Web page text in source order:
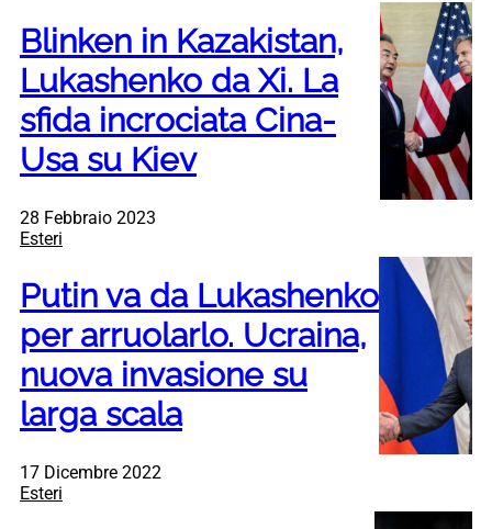
Blinken in Kazakistan,
Lukashenko da Xi. La
sfida incrociata Cina-
Usa su Kiev
28 Febbraio 2023
Esteri
Putin va da Lukashenko
per arruolarlo. Ucraina,
nuova invasione su
larga scala
17 Dicembre 2022
Esteri